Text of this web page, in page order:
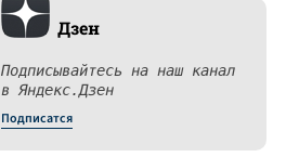
Дзен
Подписывайтесь на наш канал
в Яндекс.Дзен
Подписатся